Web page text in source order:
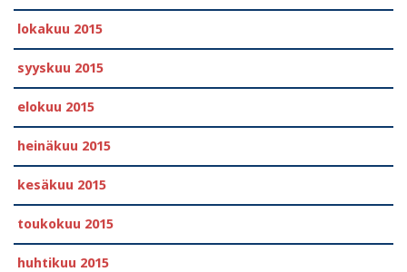
lokakuu 2015
syyskuu 2015
elokuu 2015
heinäkuu 2015
kesäkuu 2015
toukokuu 2015
huhtikuu 2015